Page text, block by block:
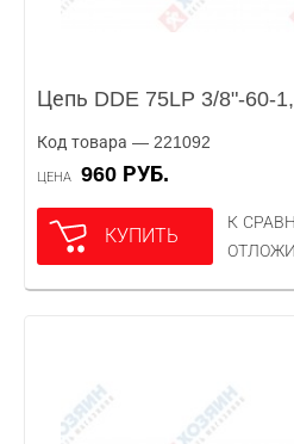
Цепь DDE 75LP 3/8"-60-
Код товара — 221092
ЦЕНА 960 РУБ.
КУПИТЬ
К